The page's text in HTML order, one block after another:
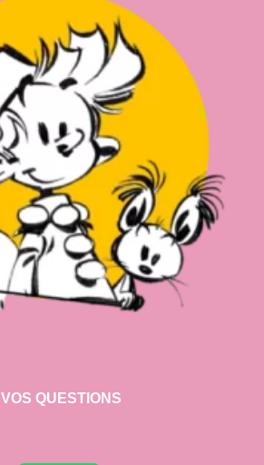
VOS QUESTIONS